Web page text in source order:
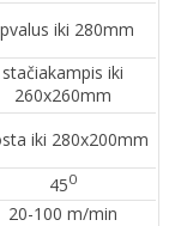
iki 280mm
stačiakampis iki
260x260mm
iki 280x200mm
450
20-100 m/min